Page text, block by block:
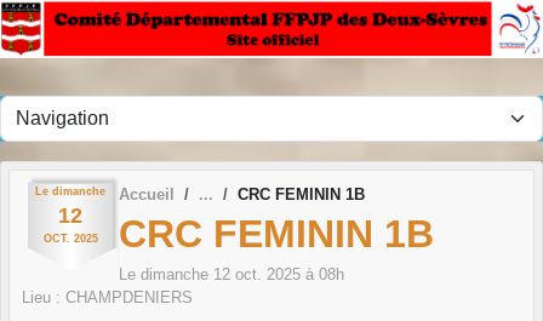
Le dimanche
12
OCT. 2025
Accueil CRC FEMININ 1B
CRC FEMININ 1B
Le dimanche 12 oct. 2025 à 08h
Lieu : CHAMPDENIERS
Panneau de gestion des cookies